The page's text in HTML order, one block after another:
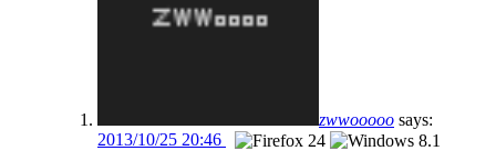
zwwooooo says:
2013/10/25 20:46